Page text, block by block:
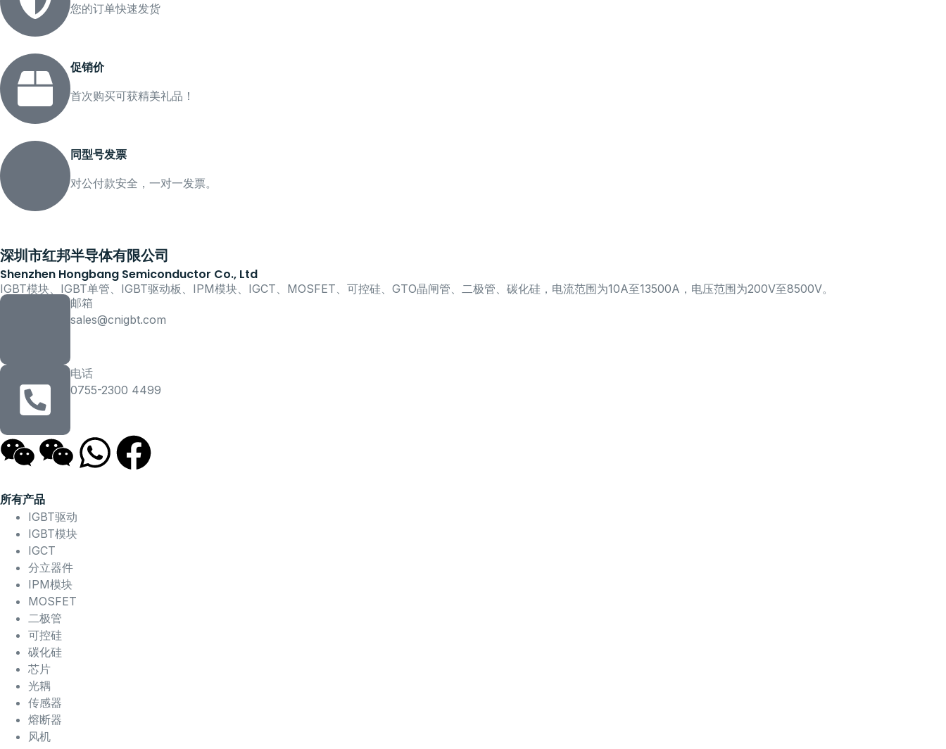
您的订单快速发货
促销价
首次购买可获精美礼品！
同型号发票
对公付款安全，一对一发票。
深圳市红邦半导体有限公司
Shenzhen Hongbang Semiconductor Co., Ltd
IGBT模块、IGBT单管、IGBT驱动板、IPM模块、IGCT、MOSFET、可控硅、GTO晶闸管、二极管、碳化硅，电流范围为10A至13500A，电压范围为200V至8500V。
邮箱
sales@cnigbt.com
电话
0755-2300 4499
所有产品
IGBT驱动
IGBT模块
IGCT
分立器件
IPM模块
MOSFET
二极管
可控硅
碳化硅
芯片
光耦
传感器
熔断器
风机